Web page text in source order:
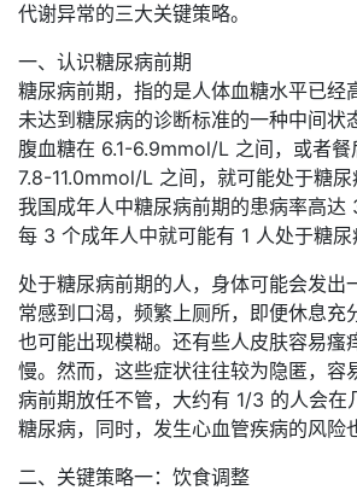
代谢异常的三大关键策略。
一、认识糖尿病前期
糖尿病前期，指的是人体血糖水平已经
未达到糖尿病的诊断标准的一种中间状
腹血糖在 6.1-6.9mmol/L 之间，或者
7.8-11.0mmol/L 之间，就可能处于糖尿
我国成年人中糖尿病前期的患病率高达
每 3 个成年人中就可能有 1 人处于糖尿
处于糖尿病前期的人，身体可能会发出
常感到口渴，频繁上厕所，即便休息充
也可能出现模糊。还有些人皮肤容易瘙
慢。然而，这些症状往往较为隐匿，容
病前期放任不管，大约有 1/3 的人会在
糖尿病，同时，发生心血管疾病的风险
二、关键策略一：饮食调整